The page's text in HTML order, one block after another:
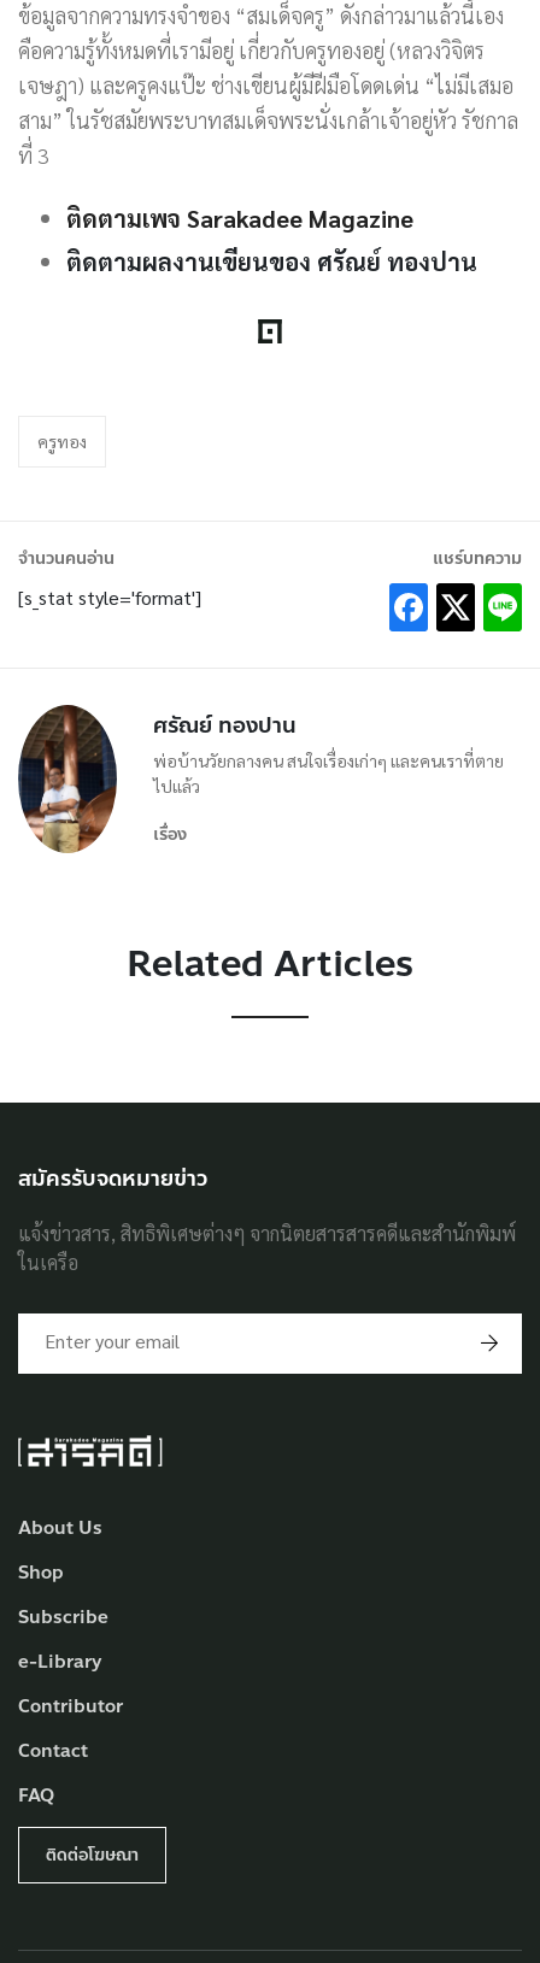
ข้อมูลจากความทรงจำของ “สมเด็จครู” ดังกล่าวมาแล้วนี้เอง
คือความรู้ทั้งหมดที่เรามีอยู่ เกี่ยวกับครูทองอยู่ (หลวงวิจิตร
เจษฎา) และครูคงแป๊ะ ช่างเขียนผู้มีฝีมือโดดเด่น “ไม่มีเสมอ
สาม” ในรัชสมัยพระบาทสมเด็จพระนั่งเกล้าเจ้าอยู่หัว รัชกาล
ที่ 3
ติดตามเพจ Sarakadee Magazine
ติดตามผลงานเขียนของ ศรัณย์ ทองปาน
ครูทอง
จำนวนคนอ่าน
[s_stat style='format']
แชร์บทความ
ศรัณย์ ทองปาน
พ่อบ้านวัยกลางคน สนใจเรื่องเก่าๆ และคนเราที่ตาย
ไปแล้ว
เรื่อง
Related Articles
About Us
Shop
Subscribe
e-Library
Contributor
Contact
FAQ
ติดต่อโฆษณา
สมัครรับจดหมายข่าว
แจ้งข่าวสาร, สิทธิพิเศษต่างๆ จากนิตยสารสารคดีและสำนักพิมพ์
ในเครือ